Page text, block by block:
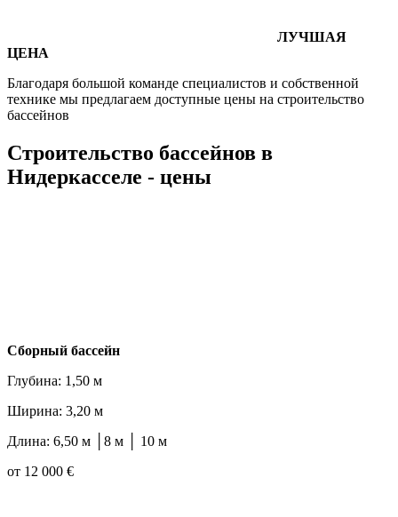
ЛУЧШАЯ
ЦЕНА
Благодаря большой команде специалистов и собственной
технике мы предлагаем доступные цены на строительство
бассейнов
Строительство бассейнов в
Нидеркасселе - цены
Cборный бассейн
Глубина: 1,50 м
Ширина: 3,20 м
Длина: 6,50 м │8 м │ 10 м
от 12 000 €